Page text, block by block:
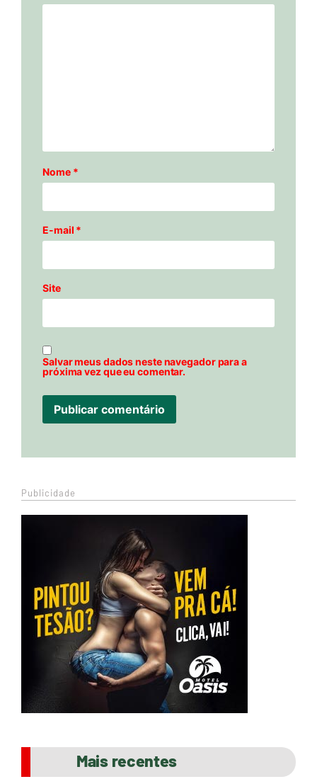
Nome *
E-mail *
Site
Salvar meus dados neste navegador para a
próxima vez que eu comentar.
Publicidade
Mais recentes